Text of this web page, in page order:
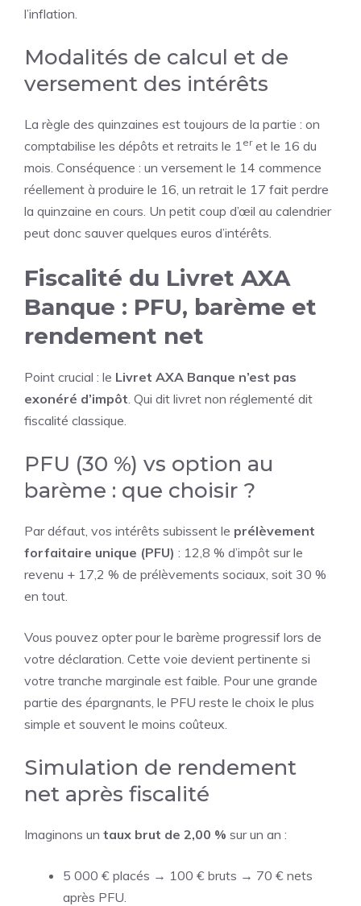
l’inflation.
Modalités de calcul et de
versement des intérêts
La règle des quinzaines est toujours de la partie : on
comptabilise les dépôts et retraits le 1eret le 16 du
mois. Conséquence : un versement le 14 commence
réellement à produire le 16, un retrait le 17 fait perdre
la quinzaine en cours. Un petit coup d’œil au calendrier
peut donc sauver quelques euros d’intérêts.
Fiscalité du Livret AXA
Banque : PFU, barème et
rendement net
Point crucial : le Livret AXA Banque n’est pas
exonéré d’impôt. Qui dit livret non réglementé dit
fiscalité classique.
PFU (30 %) vs option au
barème : que choisir ?
Par défaut, vos intérêts subissent le prélèvement
forfaitaire unique (PFU) : 12,8 % d’impôt sur le
revenu + 17,2 % de prélèvements sociaux, soit 30 %
en tout.
Vous pouvez opter pour le barème progressif lors de
votre déclaration. Cette voie devient pertinente si
votre tranche marginale est faible. Pour une grande
partie des épargnants, le PFU reste le choix le plus
simple et souvent le moins coûteux.
Simulation de rendement
net après fiscalité
Imaginons un taux brut de 2,00 % sur un an :
5 000 € placés → 100 € bruts → 70 € nets
après PFU.